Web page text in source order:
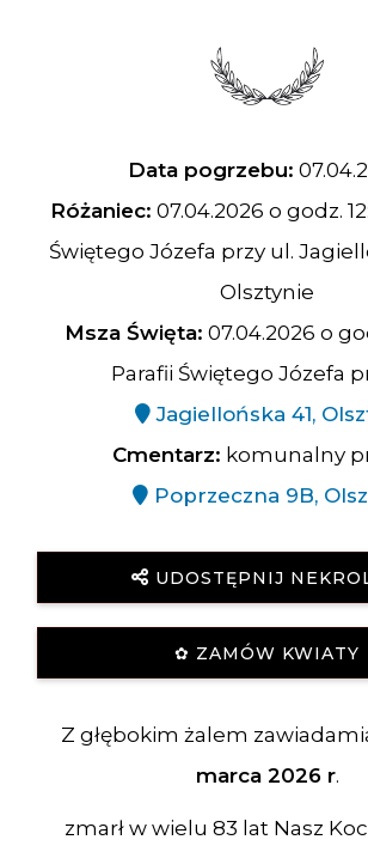
Data pogrzebu:
Różaniec: 07.04.2026 o godz.
Świętego Józefa przy ul.
Olsztynie
Msza Święta: 07.04.2026 o
Parafii Świętego Józefa
Jagiellońska 41,
Cmentarz: komunalny
Poprzeczna 9B,
UDOSTĘPNIJ
✿ ZAMÓW KWIATY
Z głębokim żalem
marca 2026 r.
zmarł w wielu 83 lat Nasz